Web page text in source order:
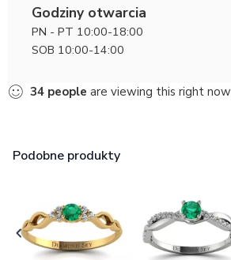
Godziny otwarcia
PN - PT 10:00-18:00
SOB 10:00-14:00
34 people are viewing this right now
Podobne produkty